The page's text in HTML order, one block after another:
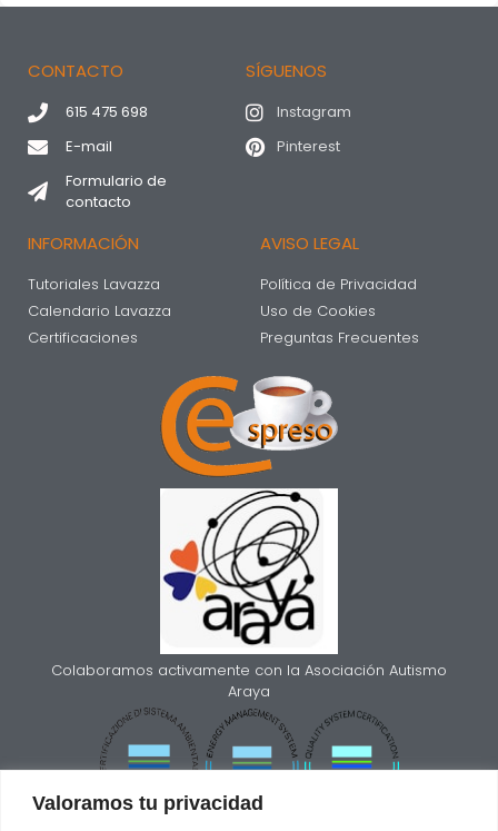
Valoramos tu privacidad
Colaboramos activamente con la Asociación Autismo
Araya
AVISO LEGAL
Política de Privacidad
Uso de Cookies
Preguntas Frecuentes
INFORMACIÓN
Tutoriales Lavazza
Calendario Lavazza
Certificaciones
SÍGUENOS
Instagram
Pinterest
CONTACTO
615 475 698
E-mail
Formulario de
contacto